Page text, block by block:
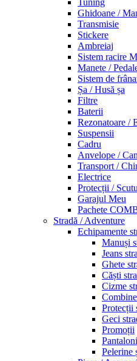
Tuning
Ghidoane /
Transmisie
Stickere
Ambreiaj
Sistem racire
Manete /
Sistem de
Șa / Husă șa
Filtre
Baterii
Rezonatoare /
Suspensii
Cadru
Anvelope /
Transport /
Electrice
Protecții /
Garajul Meu
Pachete
Stradă / Adventure
Echipamente
Manuși
Jeans
Ghete
Căști
Cizme
Protecții
Geci
Promoții
Pelerine